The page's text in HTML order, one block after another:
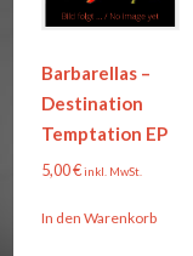
Barbarellas –
Destination
Temptation EP
5,00€inkl. MwSt.
In den Warenkorb